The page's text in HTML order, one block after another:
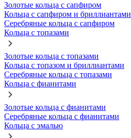
Золотые кольца с сапфиром
Кольца с сапфиром и бриллиантами
Серебряные кольца с сапфиром
Кольца с топазами
Золотые кольца с топазами
Кольца с топазом и бриллиантами
Серебряные кольца с топазами
Кольца с фианитами
Золотые кольца с фианитами
Серебряные кольца с фианитами
Кольца с эмалью